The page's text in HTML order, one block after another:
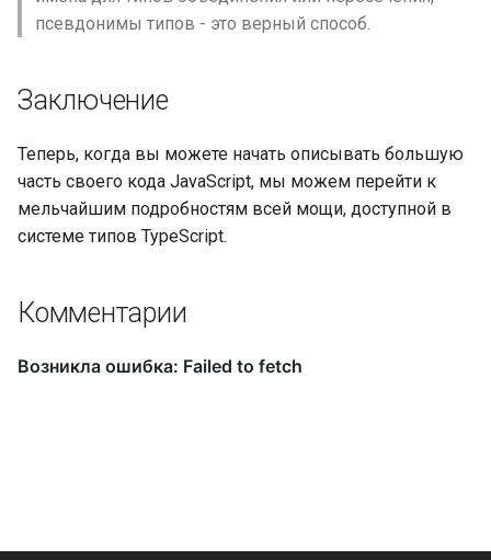
псевдонимы типов - это верный способ.
Заключение
Теперь, когда вы можете начать описывать большую
часть своего кода JavaScript, мы можем перейти к
мельчайшим подробностям всей мощи, доступной в
системе типов TypeScript.
Комментарии